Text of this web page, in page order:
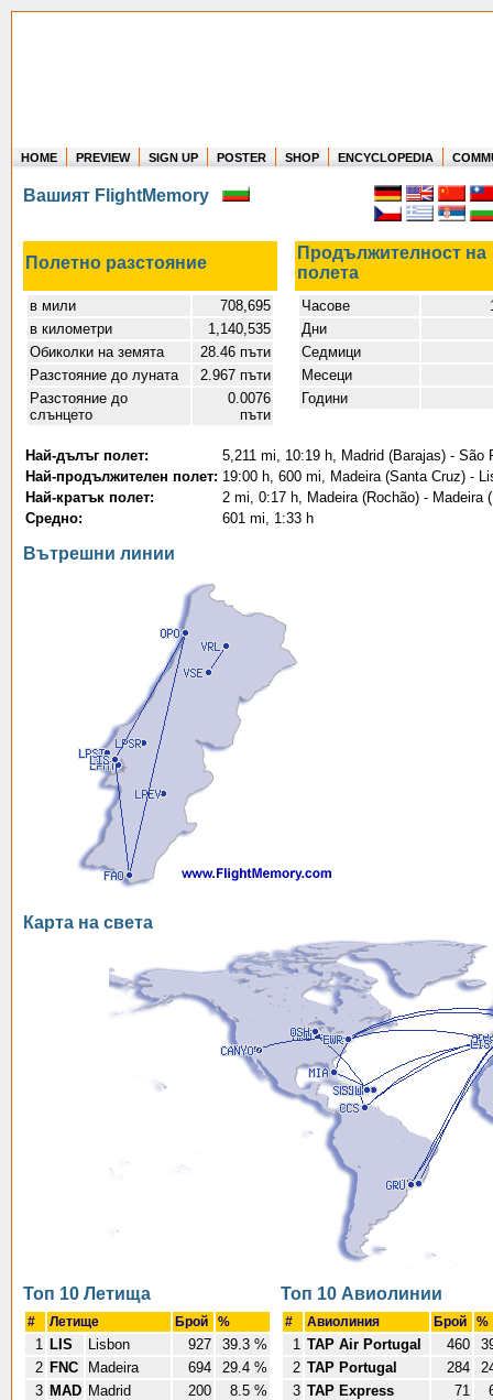
Where in the world have you flown?
How long have you been in the air?
Create your own FlightMemory and see!
HOME PREVIEW SIGN UP POSTER SHOP ENCYCLOPEDIA
Вашият FlightMemory
Полетно разстояние
Продължителност на
полета
в мили
708,695
в километри
1,140,535
Обиколки на земята
28.46 пъти
Разстояние до луната
2.967 пъти
Разстояние до
слънцето
0.0076
пъти
Часове
Дни
Седмици
Месеци
Години
Най-дълъг полет:
5,211 mi, 10:19 h, Madrid (Barajas) - São
Най-продължителен полет: 19:00 h, 600 mi, Madeira (Santa Cruz) -
Най-кратък полет:
2 mi, 0:17 h, Madeira (Rochão) - Madeira
Средно:
601 mi, 1:33 h
Вътрешни линии
Карта на света
Топ 10 Летища
# Летище Брой %
1 LIS Lisbon 927
39.3 %
2 FNC Madeira 694
29.4 %
3 MAD Madrid 200
8.5 %
Топ 10 Авиолинии
# Авиолиния Брой %
1 TAP Air Portugal 460
2 TAP Portugal 284
3 TAP Express 71